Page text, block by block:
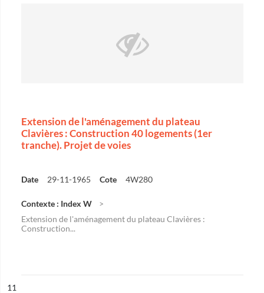
Extension de l'aménagement du plateau
Clavières : Construction 40 logements (1er
tranche). Projet de voies
Date 29-11-1965 Cote 4W280
Contexte : Index W
Extension de l'aménagement du plateau Clavières :
Construction...
n°
11